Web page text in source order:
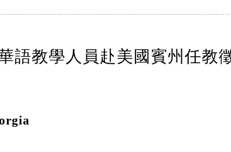
語教學人員赴美國賓州任教